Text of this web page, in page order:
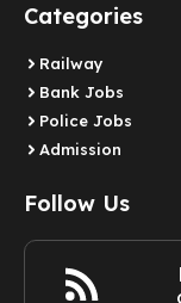
Categories
Railway
Bank Jobs
Police Jobs
Admission
Follow Us